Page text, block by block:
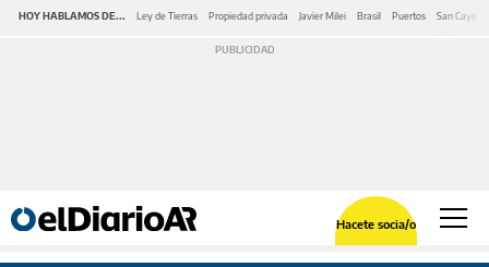
HOY HABLAMOS DE... Ley de Tierras Propiedad privada Javier Milei Brasil Puertos San
Hacete socia/o